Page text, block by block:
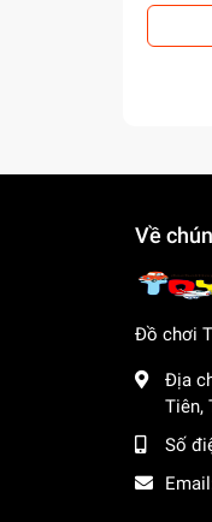
Về
Đồ chơi
Địa
Tiên,
Số